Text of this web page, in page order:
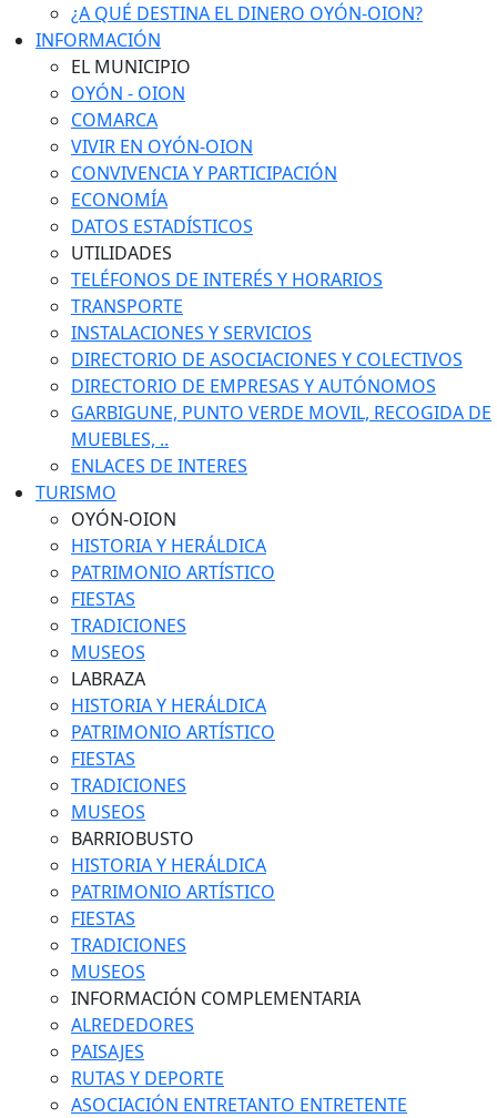
¿A QUÉ DESTINA EL DINERO OYÓN-OION?
INFORMACIÓN
EL MUNICIPIO
OYÓN - OION
COMARCA
VIVIR EN OYÓN-OION
CONVIVENCIA Y PARTICIPACIÓN
ECONOMÍA
DATOS ESTADÍSTICOS
UTILIDADES
TELÉFONOS DE INTERÉS Y HORARIOS
TRANSPORTE
INSTALACIONES Y SERVICIOS
DIRECTORIO DE ASOCIACIONES Y COLECTIVOS
DIRECTORIO DE EMPRESAS Y AUTÓNOMOS
GARBIGUNE, PUNTO VERDE MOVIL, RECOGIDA DE
MUEBLES, ..
ENLACES DE INTERES
TURISMO
OYÓN-OION
HISTORIA Y HERÁLDICA
PATRIMONIO ARTÍSTICO
FIESTAS
TRADICIONES
MUSEOS
LABRAZA
HISTORIA Y HERÁLDICA
PATRIMONIO ARTÍSTICO
FIESTAS
TRADICIONES
MUSEOS
BARRIOBUSTO
HISTORIA Y HERÁLDICA
PATRIMONIO ARTÍSTICO
FIESTAS
TRADICIONES
MUSEOS
INFORMACIÓN COMPLEMENTARIA
ALREDEDORES
PAISAJES
RUTAS Y DEPORTE
ASOCIACIÓN ENTRETANTO ENTRETENTE